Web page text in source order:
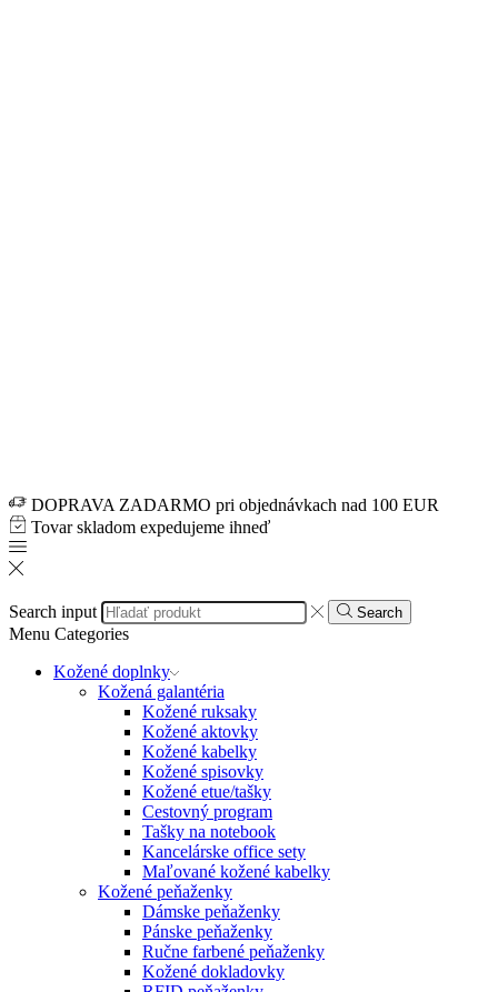
DOPRAVA ZADARMO pri objednávkach nad 100 EUR
Tovar skladom expedujeme ihneď
Search input Search
Menu Categories
Kožené doplnky
Kožená galantéria
Kožené ruksaky
Kožené aktovky
Kožené kabelky
Kožené spisovky
Kožené etue/tašky
Cestovný program
Tašky na notebook
Kancelárske office sety
Maľované kožené kabelky
Kožené peňaženky
Dámske peňaženky
Pánske peňaženky
Ručne farbené peňaženky
Kožené dokladovky